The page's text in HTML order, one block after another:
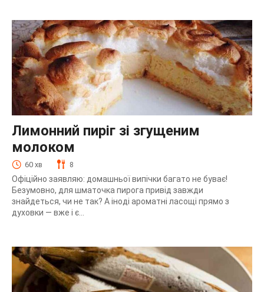
Лимонний пиріг зі згущеним
молоком
60 хв 8
Офіційно заявляю: домашньої випічки багато не буває!
Безумовно, для шматочка пирога привід завжди
знайдеться, чи не так? А іноді ароматні ласощі прямо з
духовки — вже і є...